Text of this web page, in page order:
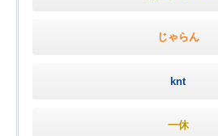
じゃらん
knt
一休